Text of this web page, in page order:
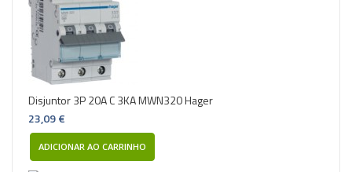
Disjuntor 3P 20A C 3KA MWN320 Hager
23,09 €
ADICIONAR AO CARRINHO